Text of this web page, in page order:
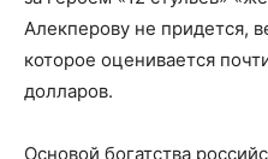
Алекперову не придется,
которое оценивается
долларов.
Основой богатства